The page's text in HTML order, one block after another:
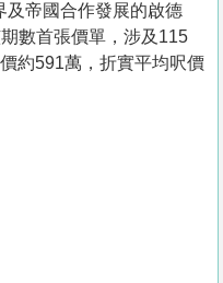
及帝國合作發展的啟德
數首張價單，涉及115
約591萬，折實平均呎價